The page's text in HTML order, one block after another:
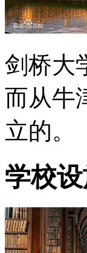
剑桥大
而从牛
立的。
学校